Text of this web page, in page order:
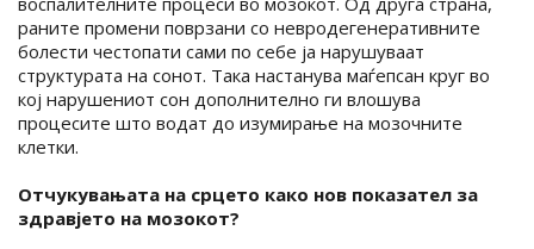
раните промени поврзани со невродегенеративните
болести честопати сами по себе ја нарушуваат
структурата на сонот. Такa настанува маѓепсан круг во
кој нарушениот сон дополнително ги влошува
процесите што водат до изумирање на мозочните
клетки.
Отчукувањата на срцето како нов показател за
здравјето на мозокот?